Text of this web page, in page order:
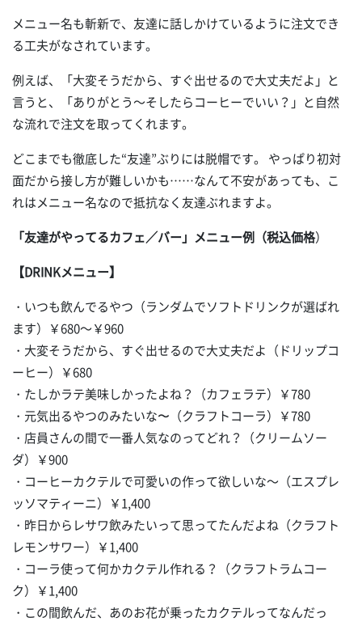
メニュー名も斬新で、友達に話しかけているように注文でき
る工夫がなされています。
例えば、「大変そうだから、すぐ出せるので大丈夫だよ」と
言うと、「ありがとう～そしたらコーヒーでいい？」と自然
な流れで注文を取ってくれます。
どこまでも徹底した“友達”ぶりには脱帽です。 やっぱり初対
面だから接し方が難しいかも……なんて不安があっても、こ
れはメニュー名なので抵抗なく友達ぶれますよ。
「友達がやってるカフェ／バー」メニュー例（税込価格）
【DRINKメニュー】
・いつも飲んでるやつ（ランダムでソフトドリンクが選ばれ
ます）￥680～￥960
・大変そうだから、すぐ出せるので大丈夫だよ（ドリップコ
ーヒー）￥680
・たしかラテ美味しかったよね？（カフェラテ）￥780
・元気出るやつのみたいな〜（クラフトコーラ）￥780
・店員さんの間で一番人気なのってどれ？（クリームソー
ダ）￥900
・コーヒーカクテルで可愛いの作って欲しいな～（エスプレ
ッソマティーニ）￥1,400
・昨日からレサワ飲みたいって思ってたんだよね（クラフト
レモンサワー）￥1,400
・コーラ使って何かカクテル作れる？（クラフトラムコー
ク）￥1,400
・この間飲んだ、あのお花が乗ったカクテルってなんだっ